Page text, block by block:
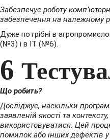
Забезпечує роботу
забезпечення на належному
Дуже потрібні в
(№3) і в IT (№6).
6
Що робить?
Досліджує, наскільки
заявленій якості та
використовуватися. Цей
помилок або інших дефектів